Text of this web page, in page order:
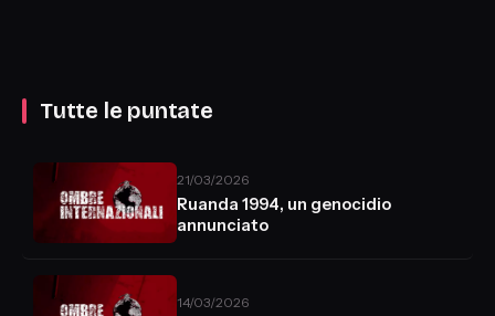
Tutte le puntate
21/03/2026
Ruanda 1994, un genocidio
annunciato
14/03/2026